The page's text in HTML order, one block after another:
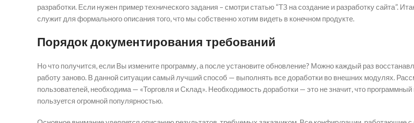
разработки. Если нужен пример технического задания – смотри статью “ТЗ на создание и разработку сайта”.
служит для формального описания того, что мы собственно хотим видеть в конечном продукте.
Порядок документирования требований
Но что получится, если Вы измените программу, а после установите обновление? Можно каждый раз
работу заново. В данной ситуации самый лучший способ — выполнять все доработки во внешних модулях.
пользователей, необходима — «Торговля и Склад». Необходимость доработки — это не значит, что
пользуется огромной популярностью.